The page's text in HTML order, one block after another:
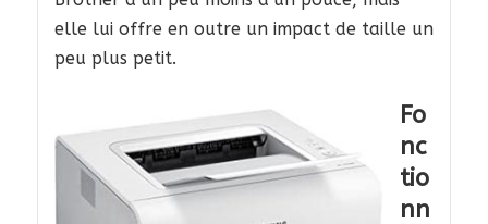
elle lui offre en outre un impact de taille un
peu plus petit.
Fo
nc
tio
nn